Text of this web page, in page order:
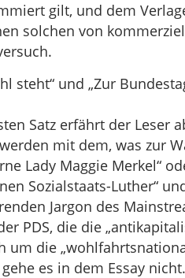
gilt, und dem
solchen von
steht“ und „Zur
Satz erfährt der Leser
mit dem, was zur
Lady Maggie Merkel“
Sozialstaats-Luther“
Jargon des
PDS, die die
um die
gehe es in dem Essay